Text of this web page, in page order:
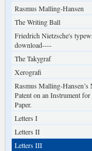
Rasmus Malling-Hansen
The Writing Ball
Friedrich Nietzsche's
download----
The Takygraf
Xerografi
Rasmus Malling-Hansen’s
Patent on an Instrument
Paper.
Letters I
Letters II
Letters III